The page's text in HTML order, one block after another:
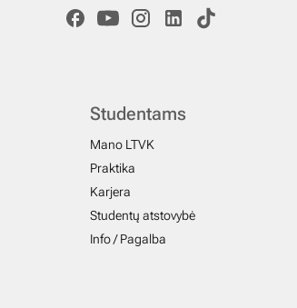
Studentams
Mano LTVK
Praktika
Karjera
Studentų atstovybė
Info / Pagalba